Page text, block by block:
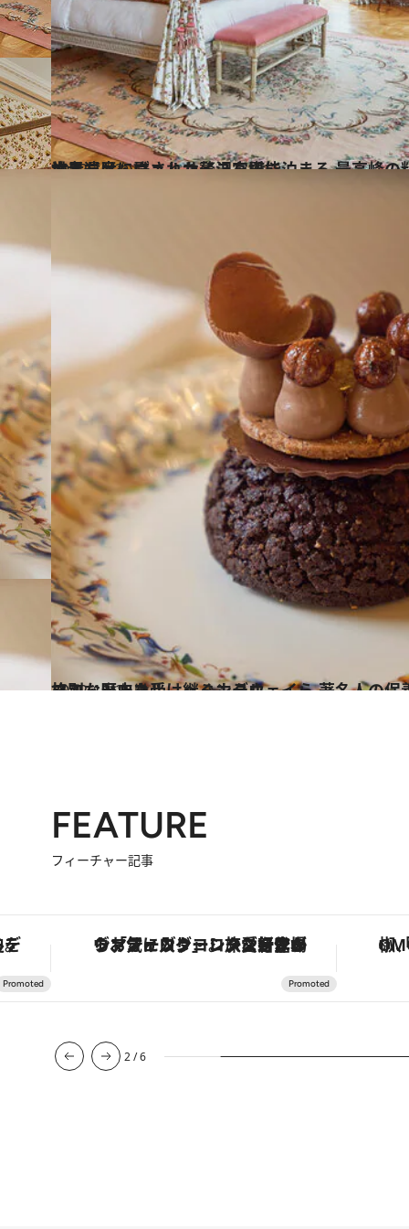
2022.11.3
世界遺産・ヴェルサイユ宮殿に泊まる 最高峰の料理と閉館後の宮殿 宿泊者だけに許された贅沢を堪能
旅＆お出かけ
2022.10.26
ココ・シャネル、ヘミングウェイら 著名人の保養地としても知られる 格別な歴史を受け継ぐホテル
旅＆お出かけ
FEATURE
フィーチャー記事
」。旅愛好家のお気に入りコレクションから、ジェンダーレスな新作が登場 「土佐和ハーブかき氷」がOMO7高知に登場！生姜、山椒、大葉など目にも舌にも涼を呼ぶ郷土の味 【夏
3/6